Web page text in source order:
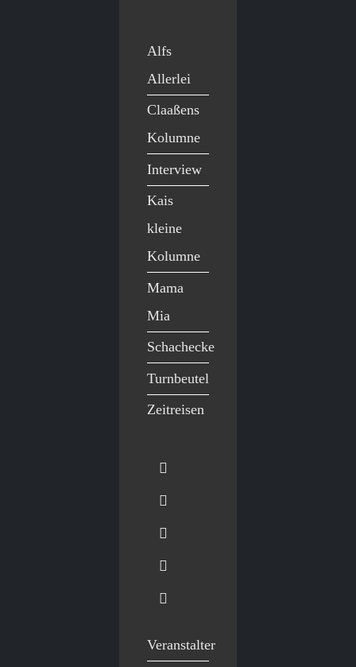
Alfs
Allerlei
Claaßens
Kolumne
Interview
Kais
kleine
Kolumne
Mama
Mia
Schachecke
Turnbeutel
Zeitreisen
Veranstalter